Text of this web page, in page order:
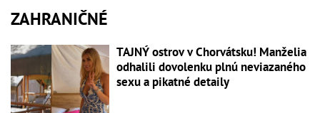
ZAHRANIČNÉ
TAJNÝ ostrov v Chorvátsku! Manželia
odhalili dovolenku plnú neviazaného
sexu a pikatné detaily